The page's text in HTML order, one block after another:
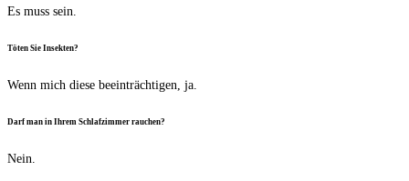
Es muss sein.
Töten Sie Insekten?
Wenn mich die­se beein­träch­ti­gen, ja.
Darf man in Ihrem Schlaf­zim­mer rauchen?
Nein.